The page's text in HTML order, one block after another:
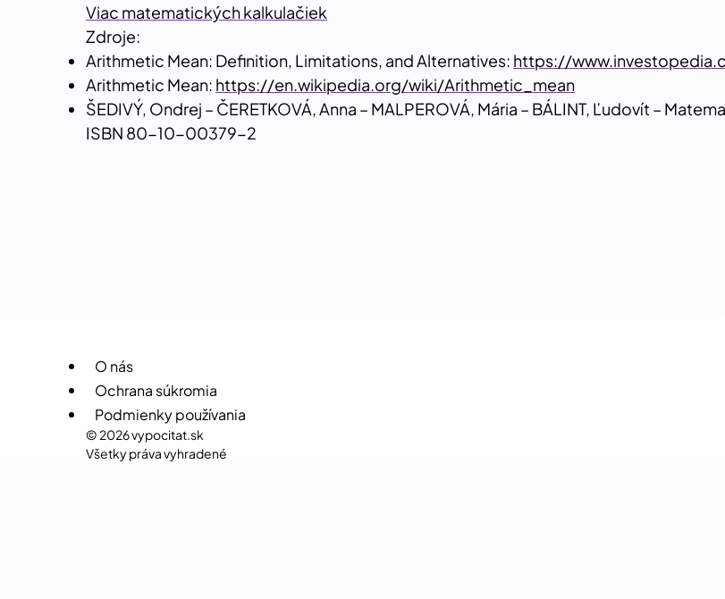
Viac matematických kalkulačiek
Zdroje:
Arithmetic Mean: Definition, Limitations, and Alternatives: https://
Arithmetic Mean: https://en.wikipedia.org/wiki/Arithmetic_mean
ŠEDIVÝ, Ondrej – ČERETKOVÁ, Anna – MALPEROVÁ, Mária – BÁLINT, Ľudovít –
ISBN 80-10-00379-2
O nás
Ochrana súkromia
Podmienky používania
© 2026 vypocitat.sk
Všetky práva vyhradené